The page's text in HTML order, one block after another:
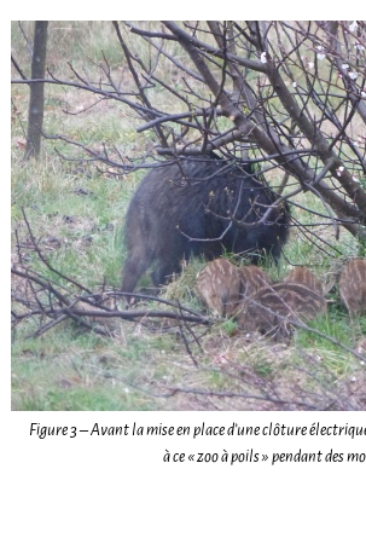
Figure 3 – Avant la mise en place d’une clôture
à ce « zoo à poils » pendant des